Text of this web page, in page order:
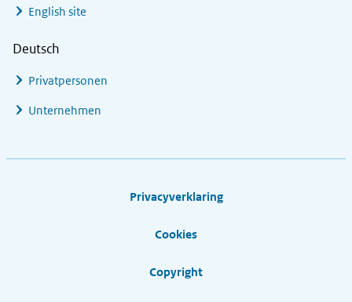
English site
Deutsch
Privatpersonen
Unternehmen
Privacyverklaring
Cookies
Copyright